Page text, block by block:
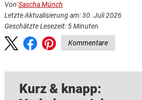
Von Sascha Münch
Letzte Aktualisierung am: 30. Juli 2026
Geschätzte Lesezeit: 5Minuten
Kommentare
Kurz & knapp: